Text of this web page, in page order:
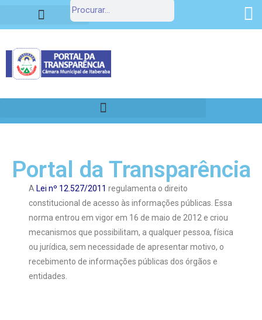
Portal da Transparência
A Lei nº 12.527/2011 regulamenta o direito
constitucional de acesso às informações públicas. Essa
norma entrou em vigor em 16 de maio de 2012 e criou
mecanismos que possibilitam, a qualquer pessoa, física
ou jurídica, sem necessidade de apresentar motivo, o
recebimento de informações públicas dos órgãos e
entidades.